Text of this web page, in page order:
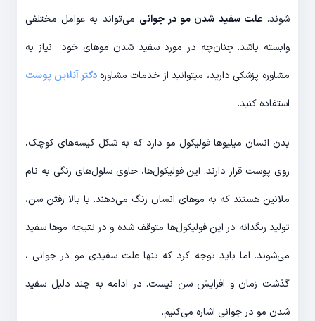
شوند. علت سفید شدن مو در جوانی می‌تواند به عوامل مختلفی
وابسته باشد. چنان‌چه در مورد سفید شدن موهای خود نیاز به
مشاوره پزشکی دارید، میتوانید از خدمات مشاوره دکتر آنلاین پوست
استفاده کنید.
بدن انسان میلیو‌ها فولیکول مو دارد که به شکل کیسه‌های کوچک،
روی پوست قرار دارند. این فولیکول‌ها، حاوی سلول‌های رنگی به نام
ملانین هستند که به موهای انسان رنگ می‌دهند. با بالا رفتن سن،
تولید رنگدانه در این فولیکول‌ها متوقف شده و در نتیجه موها سفید
می‌شوند. اما باید توجه کرد که تنها علت سفیدی مو در جوانی ،
گذشت زمان و افزایش سن نیست. در ادامه به چند دلیل سفید
شدن مو در جوانی اشاره می‌کنیم.